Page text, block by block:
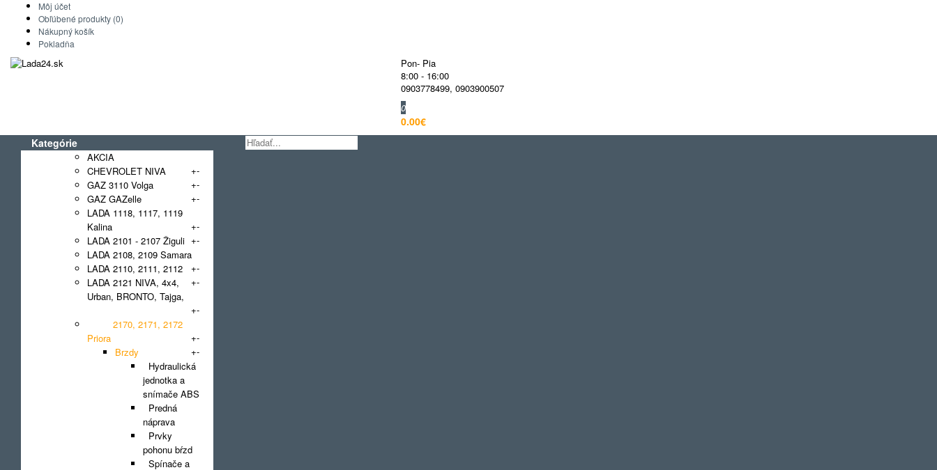
Môj účet
Obľúbené produkty (0)
Nákupný košík
Pokladňa
Pon- Pia
8:00 - 16:00
0903778499, 0903900507
0
0.00€
Kategórie
AKCIA
CHEVROLET NIVA
+-
GAZ 3110 Volga
+-
GAZ GAZelle
+-
LADA 1118, 1117, 1119
Kalina
+-
LADA 2101 - 2107 Žiguli +-
LADA 2108, 2109 Samara
+-
LADA 2110, 2111, 2112
+-
LADA 2121 NIVA, 4x4,
Urban, BRONTO, Tajga,
+-
LADA 2170, 2171, 2172
Priora
+-
Brzdy
+-
Hydraulická
jednotka a
snímače ABS
Predná
náprava
Prvky
pohonu bŕzd
Spínače a